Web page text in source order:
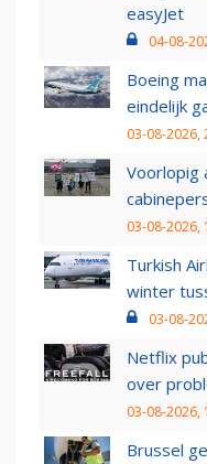
easyJet
04-08-
Boeing
eindelijk
03-08-2026,
Voorlopig
03-08-2026,
Turkish
winter
03-08-
Netflix
over
03-08-2026,
Brussel